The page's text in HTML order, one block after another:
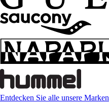
Entdecken Sie alle unsere Marken